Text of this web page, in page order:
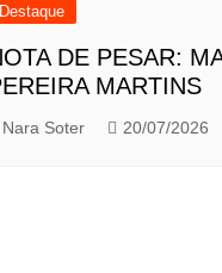
Destaque
DE PESAR:
MARTINS
Nara Soter 20/07/2026